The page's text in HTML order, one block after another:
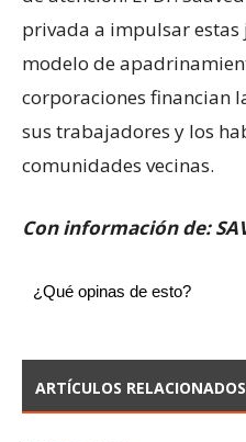
privada a impulsar
modelo de
corporaciones financian
sus trabajadores y los
comunidades vecinas.
Con información de:
¿Qué opinas de esto?
ARTÍCULOS RELACIONADOS